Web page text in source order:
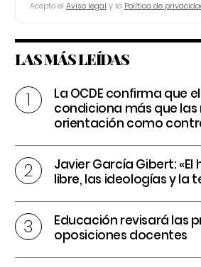
Acepto el Aviso legal y la Política de
LAS MÁS LEÍDAS
La OCDE confirma que
condiciona más que
orientación como
Javier García Gibert:
libre, las ideologías y la
Educación revisará las
oposiciones docentes